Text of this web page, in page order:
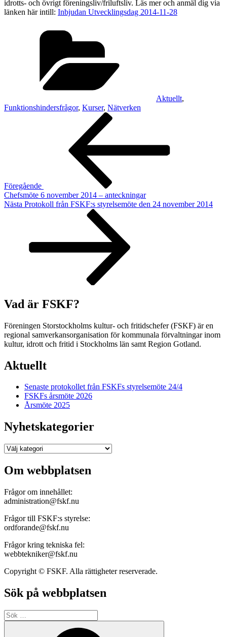
idrotts- och övrigt föreningsliv/friluftsliv. Läs mer och anmäl dig via
länken här intill: Inbjudan Utvecklingsdag 2014-11-28
Aktuellt,
Funktionshindersfrågor, Kurser, Nätverken
Inläggsnavigering
Föregående
Chefsmöte 6 november 2014 – anteckningar
Nästa
Nästa Protokoll från FSKF:s styrelsemöte den 24 november 2014
Vad är FSKF?
Föreningen Storstockholms kultur- och fritidschefer (FSKF) är en
regional samverkansorganisation för kommunala förvaltningar inom
kultur, idrott och fritid i Stockholms län samt Region Gotland.
Aktuellt
Senaste protokollet från FSKFs styrelsemöte 24/4
FSKFs årsmöte 2026
Årsmöte 2025
Nyhetskategorier
Nyhetskategorier
Om webbplatsen
Frågor om innehållet:
administration@fskf.nu
Frågor till FSKF:s styrelse:
ordforande@fskf.nu
Frågor kring tekniska fel:
webbtekniker@fskf.nu
Copyright © FSKF. Alla rättigheter reserverade.
Sök på webbplatsen
Sök
efter: